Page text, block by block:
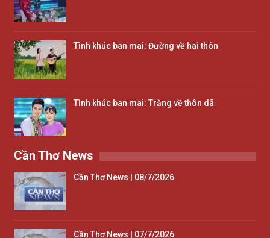
Tình khúc ban mai: Đường về hai thôn
Tình khúc ban mai: Trăng về thôn dã
Cần Thơ News
Cần Thơ News | 08/7/2026
Cần Thơ News | 07/7/2026